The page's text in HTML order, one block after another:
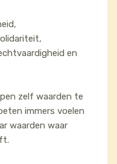
en
zelf waarden te
immers voelen
waarden waar